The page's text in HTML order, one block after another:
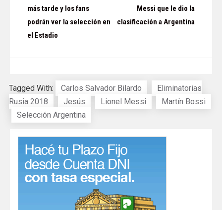
entradas
más tarde y los fans
podrán ver la selección en
el Estadio
Messi que le dio la
clasificación a Argentina
Tagged With: Carlos Salvador Bilardo
Eliminatorias
Rusia 2018
Jesús Lionel Messi
Martín Bossi
Selección Argentina